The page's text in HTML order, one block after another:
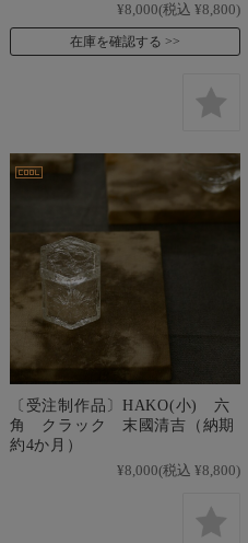
¥8,000(税込 ¥8,800)
在庫を確認する
〔受注制作品〕HAKO(小) 六
角 クラック 末國清吉（納期
約4か月）
¥8,000(税込 ¥8,800)